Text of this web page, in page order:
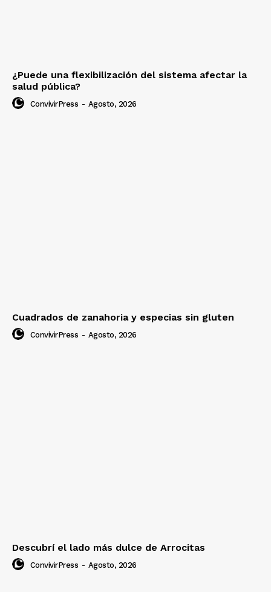
¿Puede una flexibilización del sistema afectar la
salud pública?
ConvivirPress - Agosto, 2026
Cuadrados de zanahoria y especias sin gluten
ConvivirPress - Agosto, 2026
Descubrí el lado más dulce de Arrocitas
ConvivirPress - Agosto, 2026